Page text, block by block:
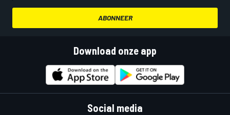
ABONNEER
Download onze app
Social media